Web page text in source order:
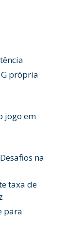
própria
jogo em
na
taxa de
para